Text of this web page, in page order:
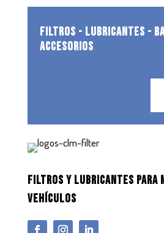
FILTROS - LUBRICANTES -
ACCESORIOS
FILTROS Y LUBRICANTES PARA
VEHÍCULOS